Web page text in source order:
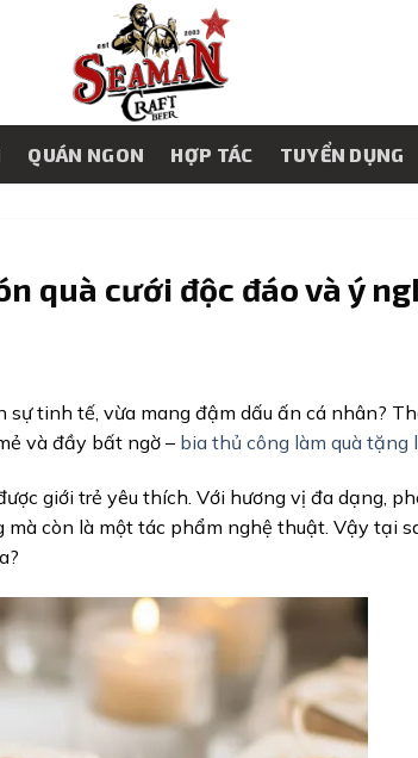
QUÁN NGON HỢP TÁC TUYỂN DỤNG
quà cưới độc đáo và ý
tinh tế, vừa mang đậm dấu ấn cá nhân?
và đầy bất ngờ – bia thủ công làm quà tặng
giới trẻ yêu thích. Với hương vị đa dạng,
còn là một tác phẩm nghệ thuật. Vậy tại